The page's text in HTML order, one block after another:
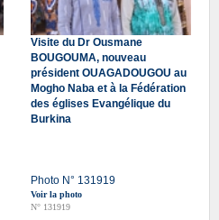
Visite du Dr Ousmane
BOUGOUMA, nouveau
président OUAGADOUGOU au
Mogho Naba et à la Fédération
des églises Evangélique du
Burkina
Photo N° 131919
Voir la photo
N° 131919